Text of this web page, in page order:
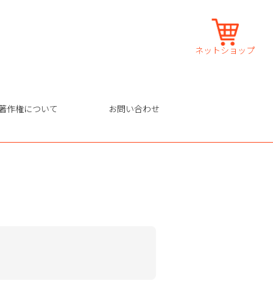
作権について お問い合わせ
ネットショップ